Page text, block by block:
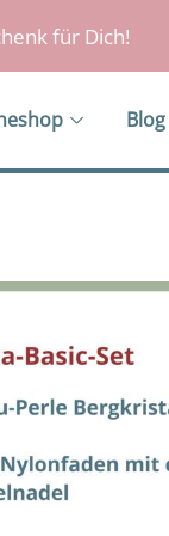
für Dich!